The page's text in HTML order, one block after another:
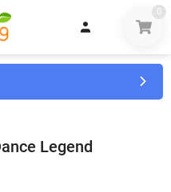
0
Legend